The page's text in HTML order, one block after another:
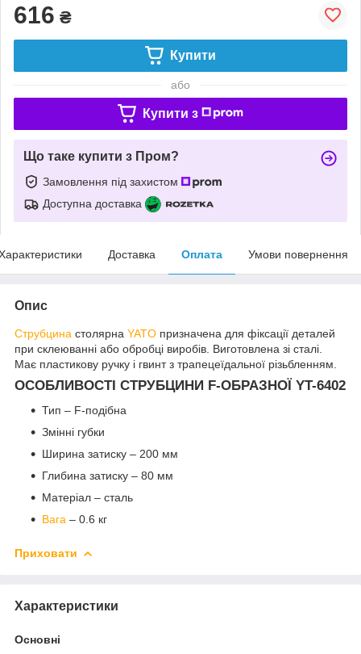
616 ₴
Купити
або
Купити з
Що таке купити з Пром?
Замовлення під захистом
Доступна доставка
Доставка Оплата Умови повернення
Опис
Струбцина столярна YATO призначена для фіксації деталей
при склеюванні або обробці виробів. Виготовлена зі сталі.
Має пластикову ручку і гвинт з трапецеїдальної різьбленням.
ОСОБЛИВОСТІ СТРУБЦИНИ F-ОБРАЗНОЇ YT-6402
Тип – F-подібна
Змінні губки
Ширина затиску – 200 мм
Глибина затиску – 80 мм
Матеріал – сталь
Вага – 0.6 кг
Приховати
Характеристики
Основні